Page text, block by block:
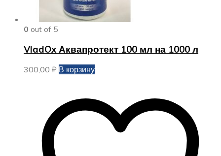
0 out of 5
VladOx Аквапротект 100 мл на 1000 л
300,00 ₽ В корзину